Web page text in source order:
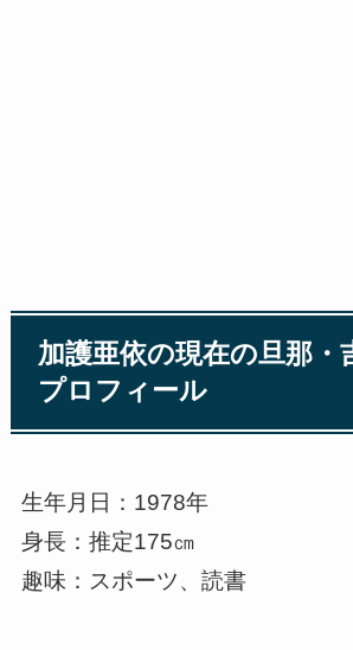
加護亜依の現在の旦那・
プロフィール
生年月日：1978年
身長：推定175㎝
趣味：スポーツ、読書